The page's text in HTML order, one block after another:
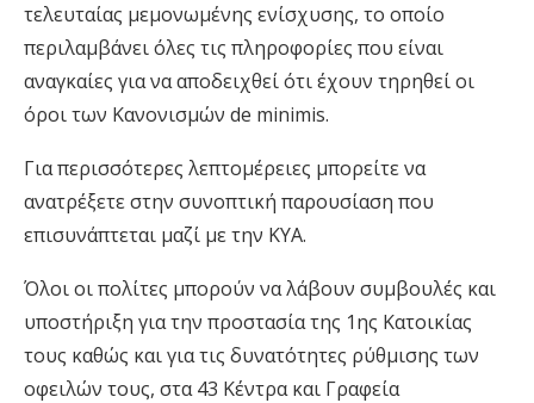
τελευταίας μεμονωμένης ενίσχυσης, το οποίο
περιλαμβάνει όλες τις πληροφορίες που είναι
αναγκαίες για να αποδειχθεί ότι έχουν τηρηθεί οι
όροι των Κανονισμών de minimis.
Για περισσότερες λεπτομέρειες μπορείτε να
ανατρέξετε στην συνοπτική παρουσίαση που
επισυνάπτεται μαζί με την ΚΥΑ.
Όλοι οι πολίτες μπορούν να λάβουν συμβουλές και
υποστήριξη για την προστασία της 1ης Kατοικίας
τους καθώς και για τις δυνατότητες ρύθμισης των
οφειλών τους, στα 43 Κέντρα και Γραφεία